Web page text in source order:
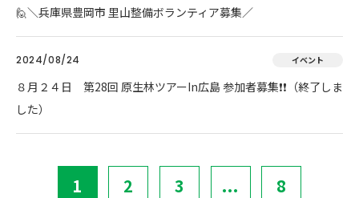
🙋＼兵庫県豊岡市 里山整備ボランティア募集／
2024/08/24 イベント
８月２４日 第28回 原生林ツアーIn広島 参加者募集❗❗（終了しま
した）
1 2 3 ... 8